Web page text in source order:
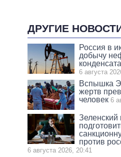
ДРУГИЕ
Россия в
добычу
6 августа
Вспышка
жертв
человек 6
Зеленский
против
6 августа 2026, 20:41